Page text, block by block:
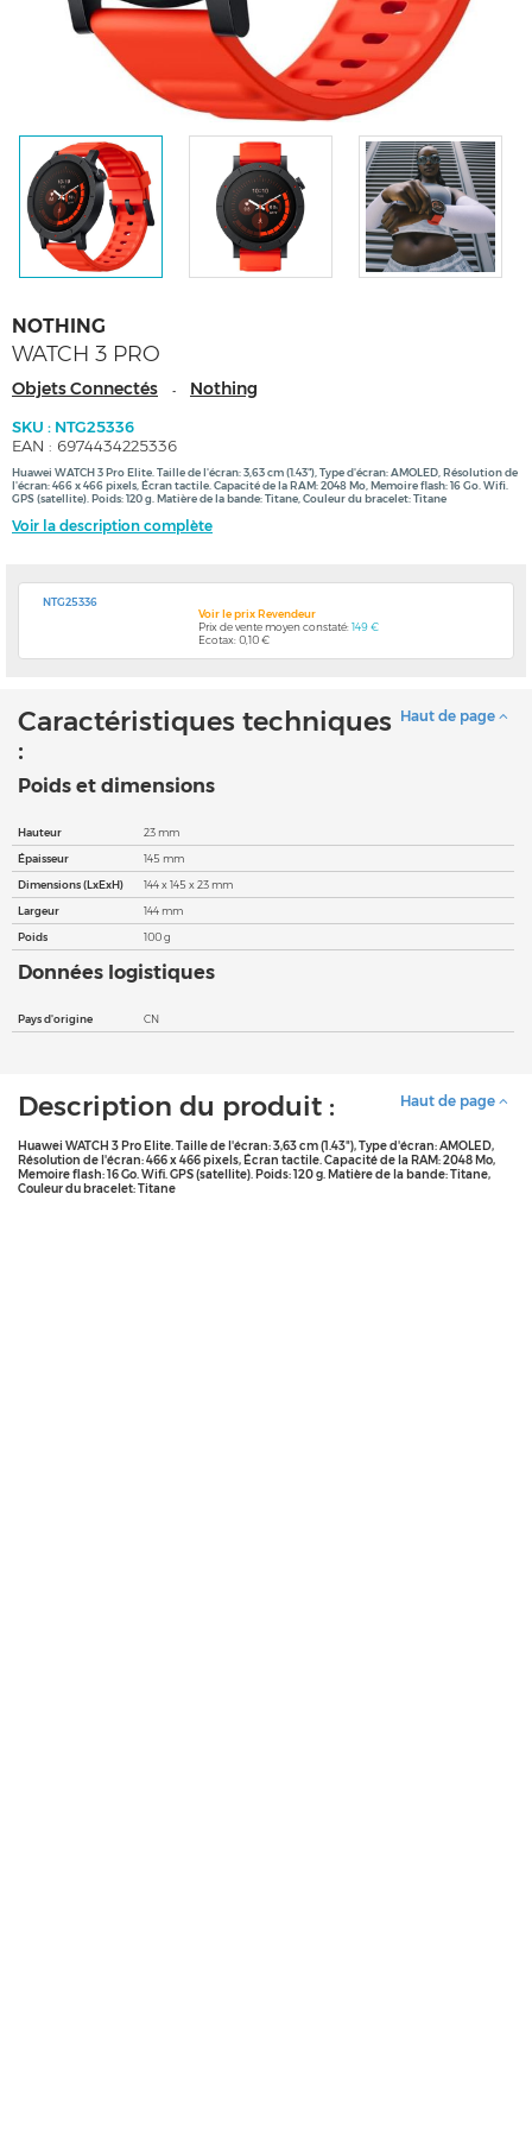
NOTHING
WATCH 3 PRO
Objets Connectés - Nothing
SKU : NTG25336
EAN : 6974434225336
Huawei WATCH 3 Pro Elite. Taille de l'écran: 3,63 cm (1.43"), Type d'écran: AMOLED, Résolution de
l'écran: 466 x 466 pixels, Écran tactile. Capacité de la RAM: 2048 Mo, Memoire flash: 16 Go. Wifi.
GPS (satellite). Poids: 120 g. Matière de la bande: Titane, Couleur du bracelet: Titane
Voir la description complète
NTG25336
Voir le prix Revendeur
Prix de vente moyen constaté:149 €
Ecotax: 0,10 €
Haut de page
Caractéristiques techniques
:
Poids et dimensions
Hauteur
23 mm
Épaisseur
145 mm
Dimensions (LxExH)
144 x 145 x 23 mm
Largeur
144 mm
Poids
100 g
Données logistiques
Pays d'origine CN
Haut de page
Description du produit :
Huawei WATCH 3 Pro Elite. Taille de l'écran: 3,63 cm (1.43"), Type d'écran: AMOLED,
Résolution de l'écran: 466 x 466 pixels, Écran tactile. Capacité de la RAM: 2048 Mo,
Memoire flash: 16 Go. Wifi. GPS (satellite). Poids: 120 g. Matière de la bande: Titane,
Couleur du bracelet: Titane